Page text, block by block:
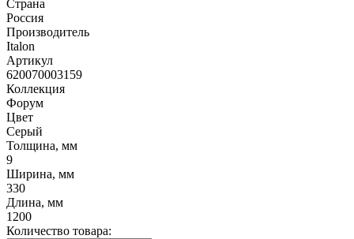
Страна
Россия
Производитель
Italon
Артикул
620070003159
Коллекция
Форум
Цвет
Серый
Толщина, мм
9
Ширина, мм
330
Длина, мм
1200
Количество товара: